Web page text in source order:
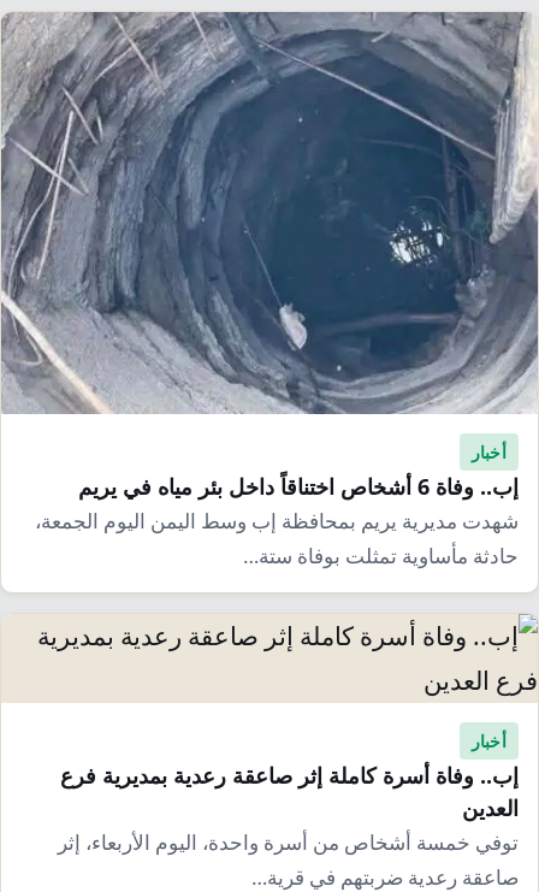
أخبار
إب.. وفاة 6 أشخاص اختناقاً داخل بئر مياه في يريم
شهدت مديرية يريم بمحافظة إب وسط اليمن اليوم الجمعة،
حادثة مأساوية تمثلت بوفاة ستة…
أخبار
إب.. وفاة أسرة كاملة إثر صاعقة رعدية بمديرية فرع
العدين
توفي خمسة أشخاص من أسرة واحدة، اليوم الأربعاء، إثر
صاعقة رعدية ضربتهم في قرية…